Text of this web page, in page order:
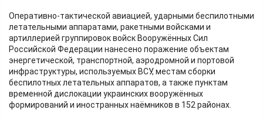
Оперативно-тактической авиацией, ударными беспилотными
летательными аппаратами, ракетными войсками и
артиллерией группировок войск Вооружённых Сил
Российской Федерации нанесено поражение объектам
энергетической, транспортной, аэродромной и портовой
инфраструктуры, используемых ВСУ, местам сборки
беспилотных летательных аппаратов, а также пунктам
временной дислокации украинских вооружённых
формирований и иностранных наёмников в 152 районах.